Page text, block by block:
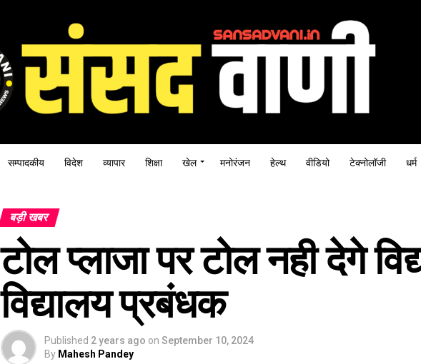
सम्पादकीय विदेश व्यापार शिक्षा खेल मनोरंजन हेल्थ वीडियो टेक्नोलॉजी धर्म
बड़ी खबर
टोल प्लाजा पर टोल नही देगे
विद्यालय प्रबंधक
Published 2 years ago on September 10, 2024
By Mahesh Pandey